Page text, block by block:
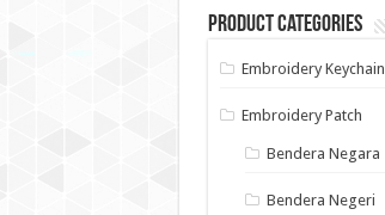
Product categories
Embroidery Keychain
Embroidery Patch
Bendera Negara
Bendera Negeri